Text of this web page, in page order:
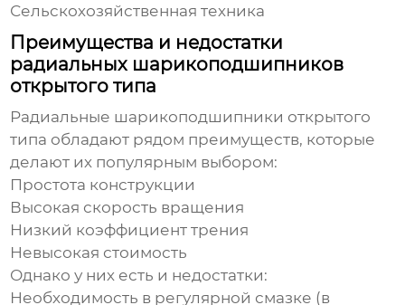
Сельскохозяйственная техника
Преимущества и недостатки
радиальных шарикоподшипников
открытого типа
Радиальные шарикоподшипники открытого
типа обладают рядом преимуществ, которые
делают их популярным выбором:
Простота конструкции
Высокая скорость вращения
Низкий коэффициент трения
Невысокая стоимость
Однако у них есть и недостатки:
Необходимость в регулярной смазке (в